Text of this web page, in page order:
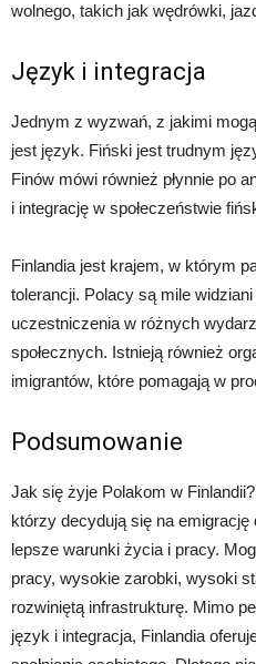
wolnego, takich jak wędrówki,
Język i integracja
Jednym z wyzwań, z jakimi
jest język. Fiński jest trudnym
Finów mówi również płynnie po
i integrację w społeczeństwie
Finlandia jest krajem, w którym
tolerancji. Polacy są mile
uczestniczenia w różnych
społecznych. Istnieją również
imigrantów, które pomagają w
Podsumowanie
Jak się żyje Polakom w
którzy decydują się na
lepsze warunki życia i pracy.
pracy, wysokie zarobki, wysoki
rozwiniętą infrastrukturę. Mimo
język i integracja, Finlandia